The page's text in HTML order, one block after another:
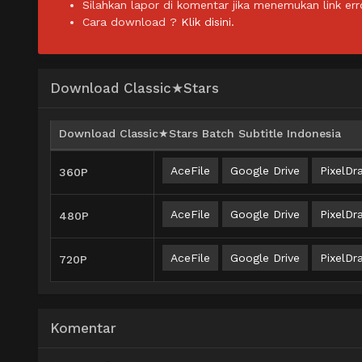
Silahkan lapor di komentar jika menemukan link
Cara download ? Klik disini.
Download Classic★Stars
Download Classic★Stars Batch Subtitle Indonesia
360P AceFile Google Drive
480P AceFile Google Drive
720P AceFile Google Drive
Komentar